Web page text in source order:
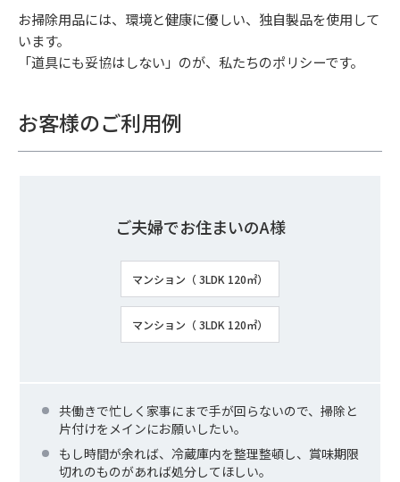
お掃除用品には、環境と健康に優しい、独自製品を使用して
います。
「道具にも妥協はしない」のが、私たちのポリシーです。
お客様のご利用例
ご夫婦でお住まいのA様
マンション（ 3LDK 120㎡）
マンション（ 3LDK 120㎡）
共働きで忙しく家事にまで手が回らないので、掃除と
片付けをメインにお願いしたい。
もし時間が余れば、冷蔵庫内を整理整頓し、賞味期限
切れのものがあれば処分してほしい。